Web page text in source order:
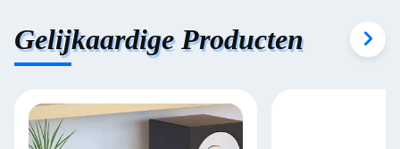
Gelijkaardige Producten